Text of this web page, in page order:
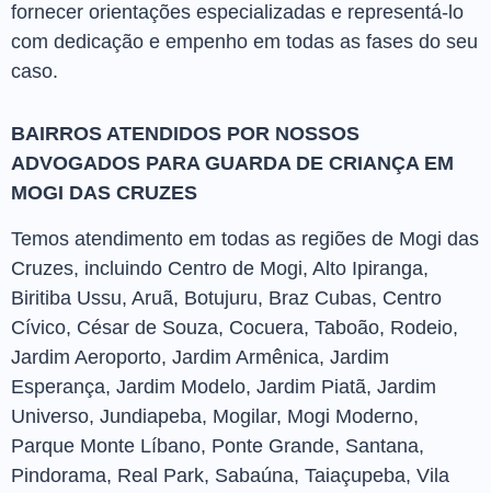
fornecer orientações especializadas e representá-lo
com dedicação e empenho em todas as fases do seu
caso.
BAIRROS ATENDIDOS POR NOSSOS
ADVOGADOS PARA GUARDA DE CRIANÇA EM
MOGI DAS CRUZES
Temos atendimento em todas as regiões de Mogi das
Cruzes, incluindo Centro de Mogi, Alto Ipiranga,
Biritiba Ussu, Aruã, Botujuru, Braz Cubas, Centro
Cívico, César de Souza, Cocuera, Taboão, Rodeio,
Jardim Aeroporto, Jardim Armênica, Jardim
Esperança, Jardim Modelo, Jardim Piatã, Jardim
Universo, Jundiapeba, Mogilar, Mogi Moderno,
Parque Monte Líbano, Ponte Grande, Santana,
Pindorama, Real Park, Sabaúna, Taiaçupeba, Vila